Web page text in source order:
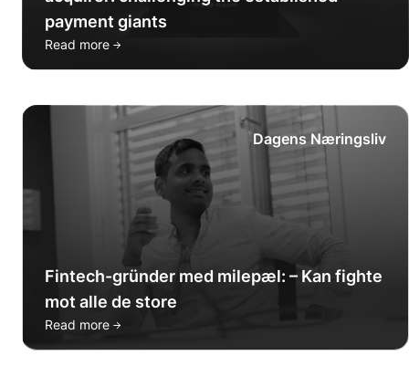
payment giants
Read more →
Dagens Næringsliv
Fintech-gründer med milepæl: – Kan fighte
mot alle de store
Read more →